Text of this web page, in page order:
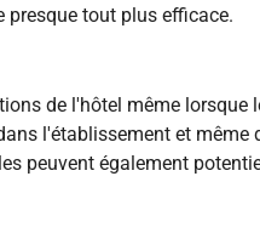
presque tout plus efficace.
de l'hôtel même lorsque
l'établissement et
peuvent également